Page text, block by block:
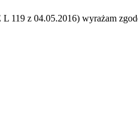
119 z 04.05.2016) wyrażam